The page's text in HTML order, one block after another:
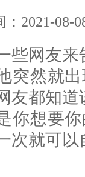
：2021-08-
些网友来
突然就
友都知道
你想要
次就可以